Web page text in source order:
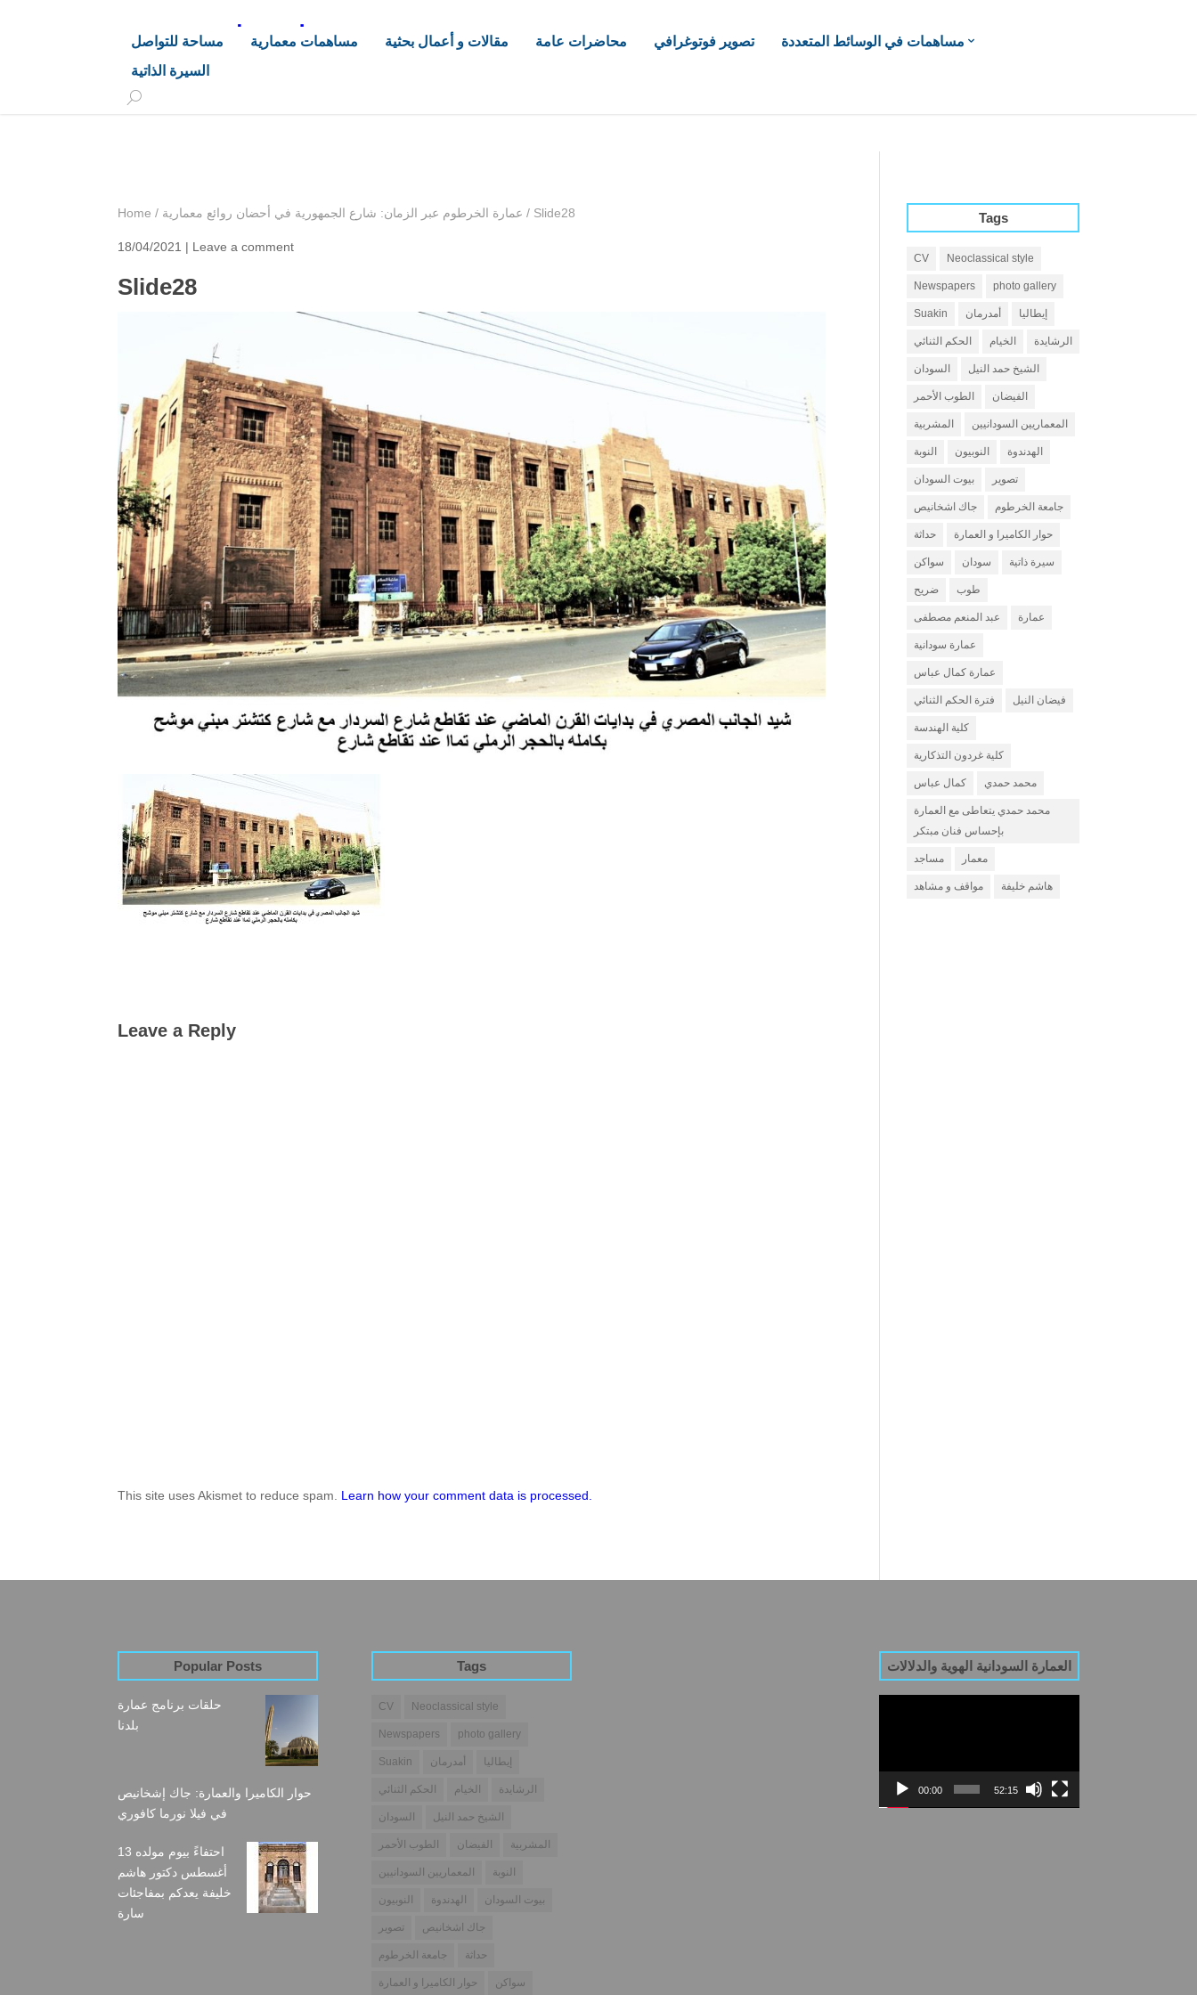
د. هاشم خليفة محجوب
مساحة للتواصل مساهمات معمارية مقالات و أعمال بحثية محاضرات عامة تصوير فوتوغرافي
مساهمات في الوسائط المتعددة
السيرة الذاتية
Home / عمارة الخرطوم عبر الزمان: شارع الجمهورية في أحضان روائع معمارية / Slide28
18/04/2021 | Leave a comment
Slide28
Leave a Reply
This site uses Akismet to reduce spam. Learn how your comment data is processed.
Tags
CV Neoclassical style
Newspapers photo gallery
Suakin أمدرمان إيطاليا
الحكم الثنائي الخيام الرشايدة
السودان الشيخ حمد النيل
الطوب الأحمر الفيضان
المشربية المعماريين السودانيين
النوبة النوبيون الهدندوة
بيوت السودان تصوير
جاك اشخانيص جامعة الخرطوم
حداثة حوار الكاميرا و العمارة
سواكن سودان سيرة ذاتية
ضريح طوب
عبد المنعم مصطفى عمارة
عمارة سودانية
عمارة كمال عباس
فترة الحكم الثنائي فيضان النيل
كلية الهندسة
كلية غردون التذكارية
كمال عباس محمد حمدي
محمد حمدي يتعاطى مع العمارة
بإحساس فنان مبتكر
مساجد معمار
مواقف و مشاهد هاشم خليفة
Popular Posts
حلقات برنامج عمارة
بلدنا
حوار الكاميرا والعمارة: جاك إشخانيص
في فيلا نورما كافوري
احتفاءً بيوم مولده 13
أغسطس دكتور هاشم
خليفة يعدكم بمفاجئات
سارة
Tags
CV Neoclassical style
Newspapers photo gallery
Suakin أمدرمان إيطاليا
الحكم الثنائي الخيام الرشايدة
السودان الشيخ حمد النيل
الطوب الأحمر الفيضان المشربية
المعماريين السودانيين النوبة
النوبيون الهدندوة بيوت السودان
تصوير جاك اشخانيص
جامعة الخرطوم حداثة
حوار الكاميرا و العمارة سواكن
العمارة السودانية الهوية والدلالات
00:00 52:15